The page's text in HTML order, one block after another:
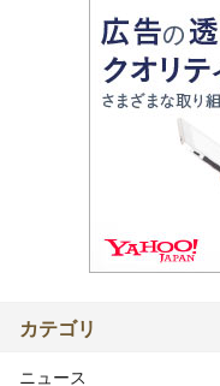
カテゴリ
ニュース